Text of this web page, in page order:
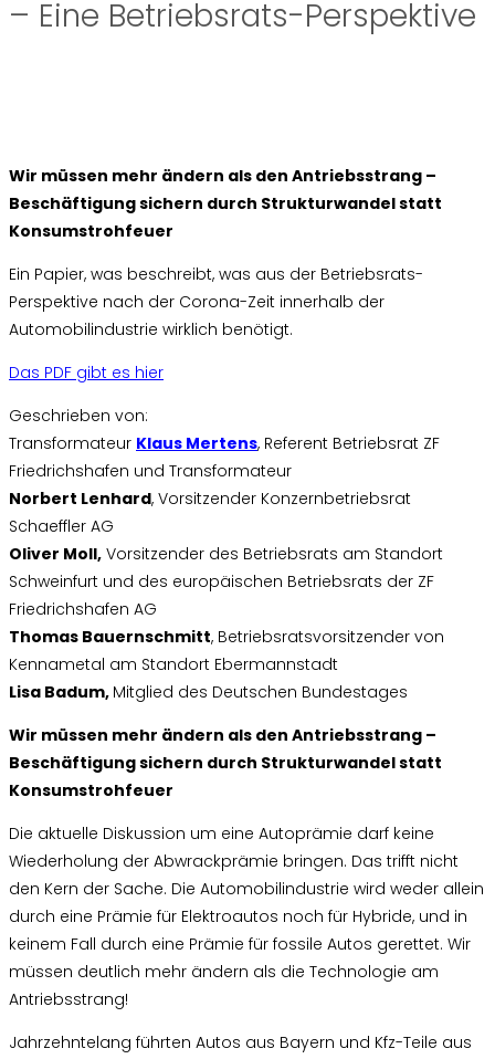
– Eine Betriebsrats-Perspektive
Wir müssen mehr ändern als den Antriebsstrang –
Beschäftigung sichern durch Strukturwandel statt
Konsumstrohfeuer
Ein Papier, was beschreibt, was aus der Betriebsrats-
Perspektive nach der Corona-Zeit innerhalb der
Automobilindustrie wirklich benötigt.
Das PDF gibt es hier
Geschrieben von:
Transformateur Klaus Mertens, Referent Betriebsrat ZF
Friedrichshafen und Transformateur
Norbert Lenhard, Vorsitzender Konzernbetriebsrat
Schaeffler AG
Oliver Moll, Vorsitzender des Betriebsrats am Standort
Schweinfurt und des europäischen Betriebsrats der ZF
Friedrichshafen AG
Thomas Bauernschmitt, Betriebsratsvorsitzender von
Kennametal am Standort Ebermannstadt
Lisa Badum, Mitglied des Deutschen Bundestages
Wir müssen mehr ändern als den Antriebsstrang –
Beschäftigung sichern durch Strukturwandel statt
Konsumstrohfeuer
Die aktuelle Diskussion um eine Autoprämie darf keine
Wiederholung der Abwrackprämie bringen. Das trifft nicht
den Kern der Sache. Die Automobilindustrie wird weder allein
durch eine Prämie für Elektroautos noch für Hybride, und in
keinem Fall durch eine Prämie für fossile Autos gerettet. Wir
müssen deutlich mehr ändern als die Technologie am
Antriebsstrang!
Jahrzehntelang führten Autos aus Bayern und Kfz-Teile aus